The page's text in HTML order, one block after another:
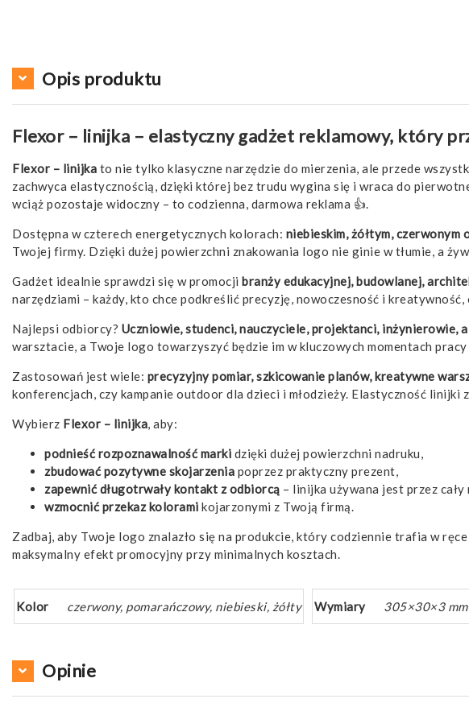
Opis produktu
Flexor – linijka – elastyczny gadżet reklamowy, który
Flexor – linijka to nie tylko klasyczne narzędzie do mierzenia, ale przede
zachwyca elastycznością, dzięki której bez trudu wygina się i wraca do
wciąż pozostaje widoczny – to codzienna, darmowa reklama 👍.
Dostępna w czterech energetycznych kolorach: niebieskim, żółtym, czerwonym
Twojej firmy. Dzięki dużej powierzchni znakowania logo nie ginie w tłumie, a
Gadżet idealnie sprawdzi się w promocji branży edukacyjnej, budowlanej,
narzędziami – każdy, kto chce podkreślić precyzję, nowoczesność i
Najlepsi odbiorcy? Uczniowie, studenci, nauczyciele, projektanci, inżynierowie,
warsztacie, a Twoje logo towarzyszyć będzie im w kluczowych momentach
Zastosowań jest wiele: precyzyjny pomiar, szkicowanie planów, kreatywne
konferencjach, czy kampanie outdoor dla dzieci i młodzieży. Elastyczność
Wybierz Flexor – linijka, aby:
podnieść rozpoznawalność marki dzięki dużej powierzchni nadruku,
zbudować pozytywne skojarzenia poprzez praktyczny prezent,
zapewnić długotrwały kontakt z odbiorcą – linijka używana jest przez
wzmocnić przekaz kolorami kojarzonymi z Twoją firmą.
Zadbaj, aby Twoje logo znalazło się na produkcie, który codziennie trafia w
maksymalny efekt promocyjny przy minimalnych kosztach.
Kolor czerwony, pomarańczowy, niebieski, żółty Wymiary 305×30×3 mm
Opinie